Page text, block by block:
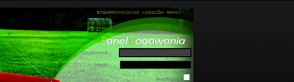
Użytkownik:
Hasło:
Autologin: